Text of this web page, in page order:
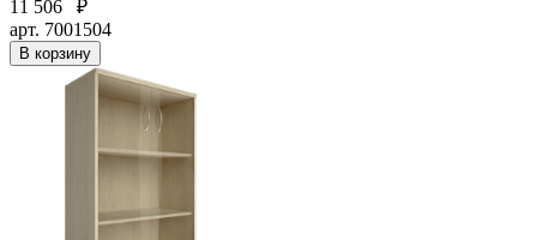
11 506
₽
арт. 7001504
В корзину